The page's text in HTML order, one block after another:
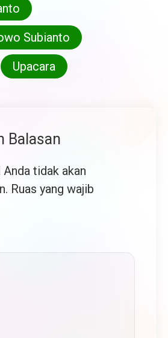
Subianto
Upacara
Balasan
tidak akan
Ruas yang wajib